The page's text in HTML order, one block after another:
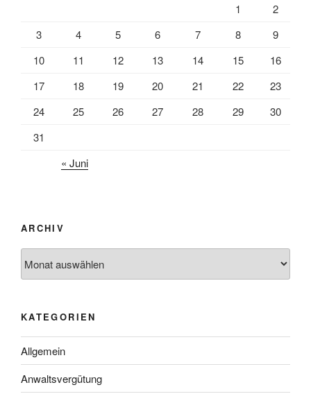
1
2
3
4 5 6 7 8
9
10
11 12 13 14 15
16
17
18 19 20 21 22
23
24
25 26 27 28 29
30
31
« Juni
ARCHIV
KATEGORIEN
Allgemein
Anwaltsvergütung